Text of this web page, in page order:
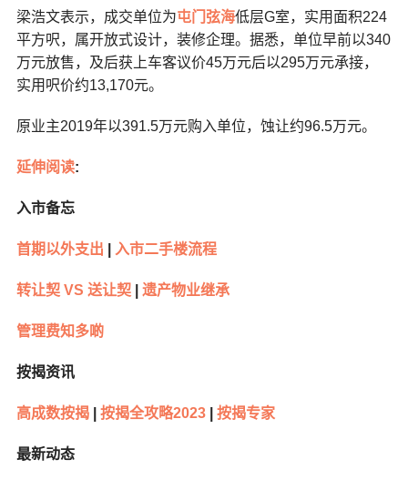
梁浩文表示，成交单位为屯门 弦海低层G室，实用面积224
平方呎，属开放式设计，装修企理。据悉，单位早前以340
万元放售，及后获上车客议价45万元后以295万元承接，
实用呎价约13,170元。
原业主2019年以391.5万元购入单位，蚀让约96.5万元。
延伸阅读:
入市备忘
首期以外支出 入市二手楼流程
转让契 VS 送让契 遗产物业继承
管理费知多啲
按揭资讯
高成数按揭| 按揭全攻略2023| 按揭专家
最新动态